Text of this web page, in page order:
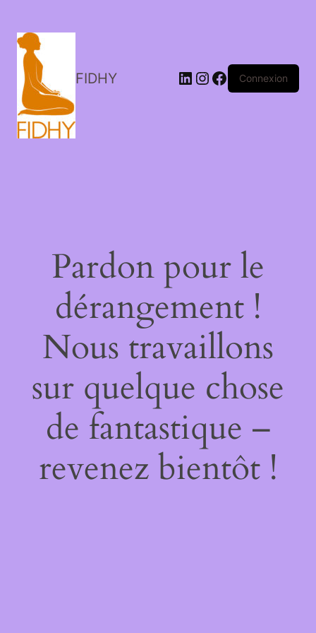
FIDHY LinkedIn
Instagram
Facebook
Connexion
Pardon pour le
dérangement !
Nous travaillons
sur quelque chose
de fantastique –
revenez bientôt !